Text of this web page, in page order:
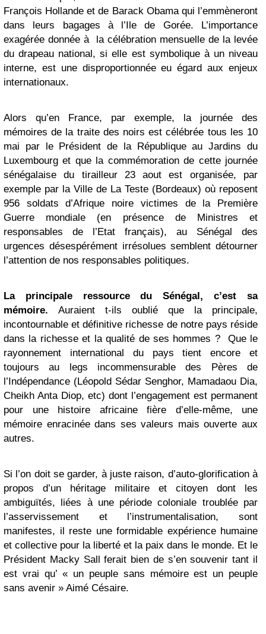
François Hollande et de Barack Obama qui l’emmèneront
dans leurs bagages à l’Ile de Gorée. L’importance
exagérée donnée à la célébration mensuelle de la levée
du drapeau national, si elle est symbolique à un niveau
interne, est une disproportionnée eu égard aux enjeux
internationaux.
Alors qu’en France, par exemple, la journée des
mémoires de la traite des noirs est célébrée tous les 10
mai par le Président de la République au Jardins du
Luxembourg et que la commémoration de cette journée
sénégalaise du tirailleur 23 aout est organisée, par
exemple par la Ville de La Teste (Bordeaux) où reposent
956 soldats d’Afrique noire victimes de la Première
Guerre mondiale (en présence de Ministres et
responsables de l’Etat français), au Sénégal des
urgences désespérément irrésolues semblent détourner
l’attention de nos responsables politiques.
La principale ressource du Sénégal, c’est sa
mémoire. Auraient t-ils oublié que la principale,
incontournable et définitive richesse de notre pays réside
dans la richesse et la qualité de ses hommes ? Que le
rayonnement international du pays tient encore et
toujours au legs incommensurable des Pères de
l’Indépendance (Léopold Sédar Senghor, Mamadaou Dia,
Cheikh Anta Diop, etc) dont l’engagement est permanent
pour une histoire africaine fière d’elle-même, une
mémoire enracinée dans ses valeurs mais ouverte aux
autres.
Si l’on doit se garder, à juste raison, d’auto-glorification à
propos d’un héritage militaire et citoyen dont les
ambiguïtés, liées à une période coloniale troublée par
l’asservissement et l’instrumentalisation, sont
manifestes, il reste une formidable expérience humaine
et collective pour la liberté et la paix dans le monde. Et le
Président Macky Sall ferait bien de s’en souvenir tant il
est vrai qu’ « un peuple sans mémoire est un peuple
sans avenir » Aimé Césaire.